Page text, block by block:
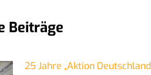
Beiträge
25 Jahre „Aktion Deutschland